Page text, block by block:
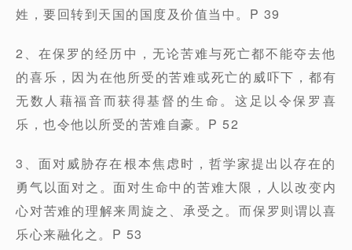
姓，要回转到天国的国度及价值当中。P 39
2、在保罗的经历中，无论苦难与死亡都不能夺去他
的喜乐，因为在他所受的苦难或死亡的威吓下，都有
无数人藉福音而获得基督的生命。这足以令保罗喜
乐，也令他以所受的苦难自豪。P 52
3、面对威胁存在根本焦虑时，哲学家提出以存在的
勇气以面对之。面对生命中的苦难大限，人以改变内
心对苦难的理解来周旋之、承受之。而保罗则谓以喜
乐心来融化之。P 53